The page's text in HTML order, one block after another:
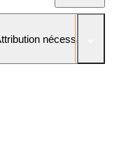
nécessaire